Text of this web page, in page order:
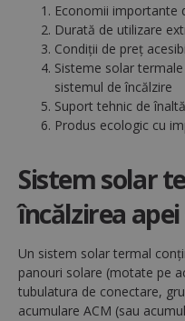
Economii importante
Durată de utilizare
Condiții de preț
Sisteme solar
sistemul de încălzire
Suport tehnic de
Produs ecologic cu
Sistem solar
încălzirea
Un sistem solar termal
panouri solare (motate pe
tubulatura de conectare,
acumulare ACM (sau